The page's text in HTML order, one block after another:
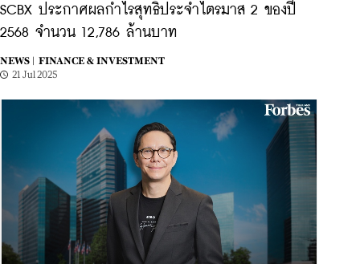
SCBX ประกาศผลกำไรสุทธิประจำไตรมาส 2 ของปี
2568 จำนวน 12,786 ล้านบาท
NEWS |
FINANCE & INVESTMENT
21 Jul 2025